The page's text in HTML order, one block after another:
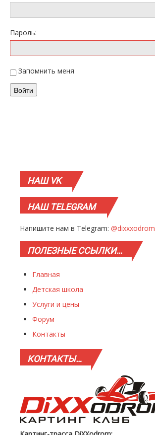
Пароль:
Запомнить меня
Войти
НАШVK
НАШTELEGRAM
Напишите нам в Telegram: @dixxxodrom
ПОЛЕЗНЫЕССЫЛКИ…
Главная
Детская школа
Услуги и цены
Форум
Контакты
КОНТАКТЫ…